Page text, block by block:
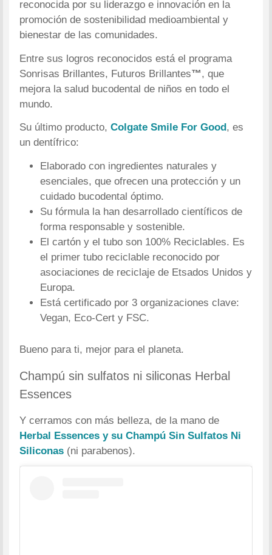
reconocida por su liderazgo e innovación en la
promoción de sostenibilidad medioambiental y
bienestar de las comunidades.
Entre sus logros reconocidos está el programa
Sonrisas Brillantes, Futuros Brillantes™, que
mejora la salud bucodental de niños en todo el
mundo.
Su último producto,Colgate Smile For Good, es
un dentífrico:
Elaborado con ingredientes naturales y
esenciales, que ofrecen una protección y un
cuidado bucodental óptimo.
Su fórmula la han desarrollado científicos de
forma responsable y sostenible.
El cartón y el tubo son 100% Reciclables. Es
el primer tubo reciclable reconocido por
asociaciones de reciclaje de Etsados Unidos y
Europa.
Está certificado por 3 organizaciones clave:
Vegan, Eco-Cert y FSC.
Bueno para ti, mejor para el planeta.
Champú sin sulfatos ni siliconas Herbal
Essences
Y cerramos con más belleza, de la mano de
Herbal Essences y su Champú Sin Sulfatos Ni
Siliconas (ni parabenos).